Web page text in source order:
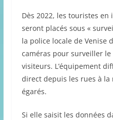
Dès 2022, les touristes
seront placés sous «
la police locale de Venise
caméras pour surveiller le
visiteurs. L’équipement
direct depuis les rues à
égarés.
Si elle saisit les données